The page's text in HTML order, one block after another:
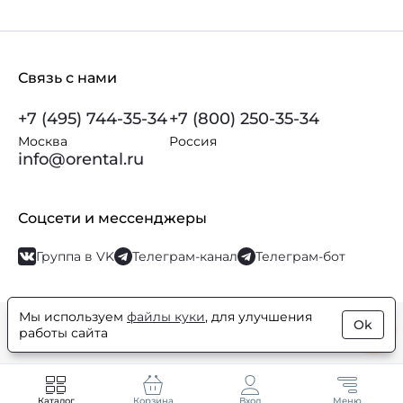
Связь с нами
+7 (495) 744-35-34
Москва
+7 (800) 250-35-34
Россия
info@orental.ru
Соцсети и мессенджеры
Группа в VK Телеграм-канал Телеграм-бот
© Orental.ru 2007–2026Интернет-магазин парфюмерии и
косметики
Мы используем файлы куки, для улучшения
работы сайта
Ok